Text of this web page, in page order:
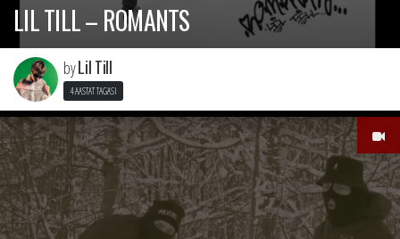
LIL TILL – ROMANTS
byLil Till
4 AASTAT TAGASI